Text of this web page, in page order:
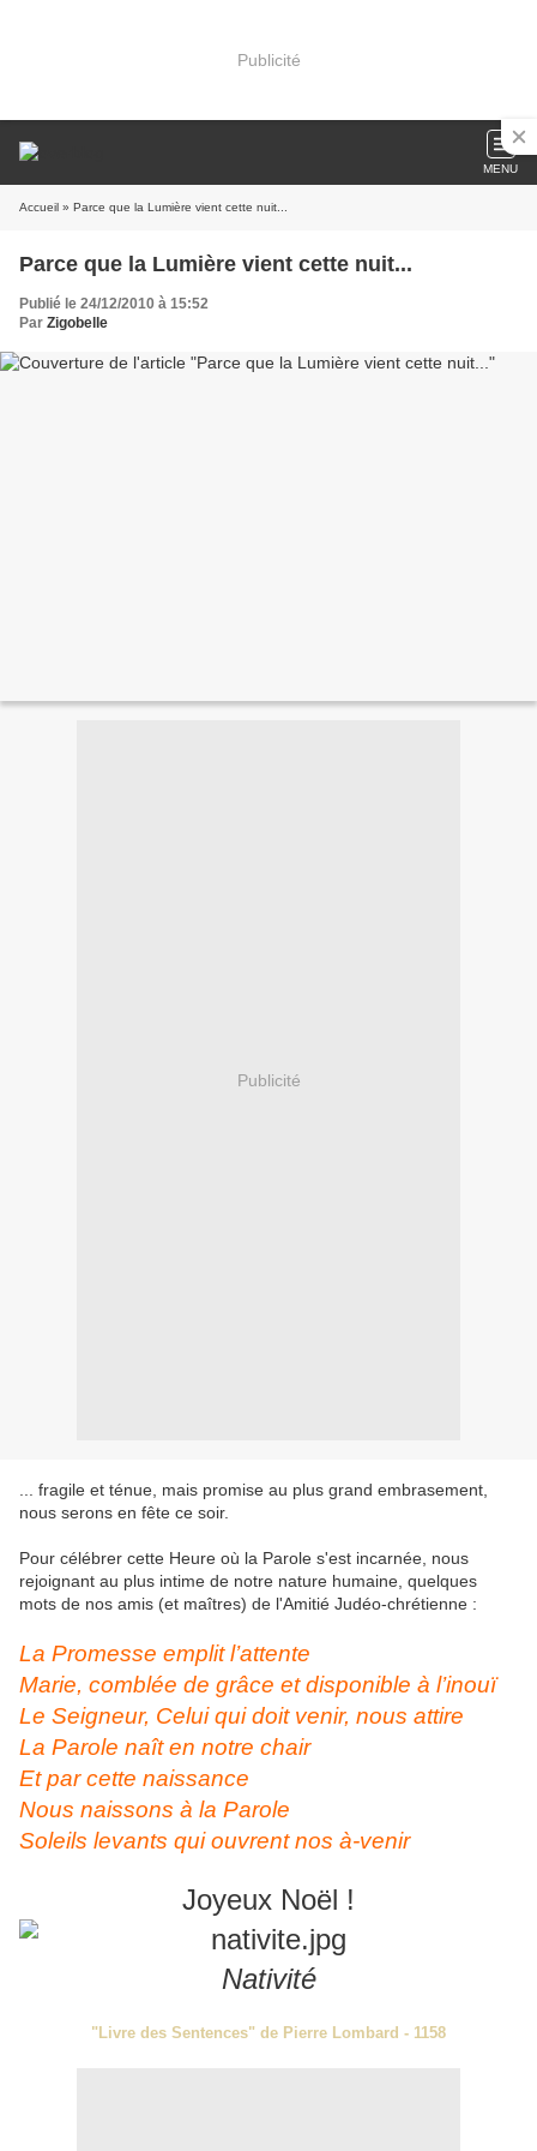
Publicité
MENU
Accueil » Parce que la Lumière vient cette nuit...
Parce que la Lumière vient cette nuit...
Publié le 24/12/2010 à 15:52
Par Zigobelle
Publicité
... fragile et ténue, mais promise au plus grand embrasement,
nous serons en fête ce soir.
Pour célébrer cette Heure où la Parole s'est incarnée, nous
rejoignant au plus intime de notre nature humaine, quelques
mots de nos amis (et maîtres) de l'Amitié Judéo-chrétienne :
La Promesse emplit l’attente
Marie, comblée de grâce et disponible à l’inouï
Le Seigneur, Celui qui doit venir, nous attire
La Parole naît en notre chair
Et par cette naissance
Nous naissons à la Parole
Soleils levants qui ouvrent nos à-venir
Joyeux Noël !
Nativité
"Livre des Sentences" de Pierre Lombard - 1158